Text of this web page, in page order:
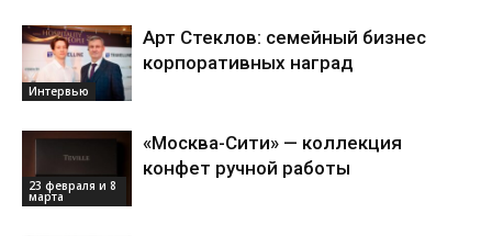
Интервью
Арт Стеклов: семейный бизнес
корпоративных наград
23 февраля и 8
марта
«Москва-Сити» — коллекция
конфет ручной работы